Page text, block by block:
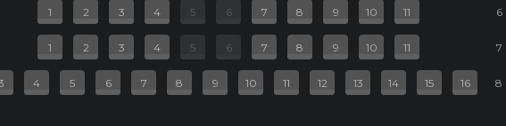
1 10 11
2 3 4 5 6 7 8 9
1 10 11
2 3 4 5 6 7 8 9
10 11 12 13 14 15 16
4 5 6 7 8 9
6
7
8